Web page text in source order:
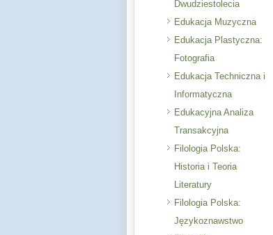
Dwudziestolecia
Edukacja Muzyczna
Edukacja Plastyczna:
Fotografia
Edukacja Techniczna i
Informatyczna
Edukacyjna Analiza
Transakcyjna
Filologia Polska:
Historia i Teoria
Literatury
Filologia Polska:
Językoznawstwo